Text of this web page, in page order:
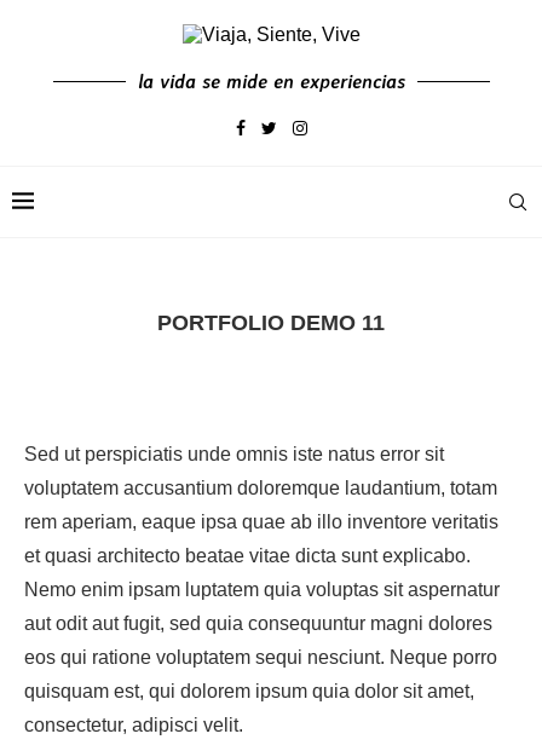
la vida se mide en experiencias
PORTFOLIO DEMO 11
Sed ut perspiciatis unde omnis iste natus error sit
voluptatem accusantium doloremque laudantium, totam
rem aperiam, eaque ipsa quae ab illo inventore veritatis
et quasi architecto beatae vitae dicta sunt explicabo.
Nemo enim ipsam luptatem quia voluptas sit aspernatur
aut odit aut fugit, sed quia consequuntur magni dolores
eos qui ratione voluptatem sequi nesciunt. Neque porro
quisquam est, qui dolorem ipsum quia dolor sit amet,
consectetur, adipisci velit.